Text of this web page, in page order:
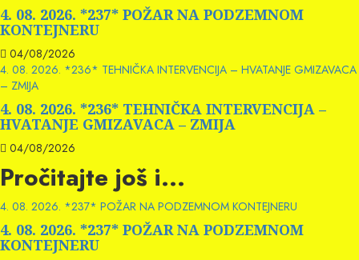
4. 08. 2026. *237* POŽAR NA PODZEMNOM
KONTEJNERU
04/08/2026
4. 08. 2026. *236* TEHNIČKA INTERVENCIJA – HVATANJE GMIZAVACA
– ZMIJA
4. 08. 2026. *236* TEHNIČKA INTERVENCIJA –
HVATANJE GMIZAVACA – ZMIJA
04/08/2026
Pročitajte još i...
4. 08. 2026. *237* POŽAR NA PODZEMNOM KONTEJNERU
4. 08. 2026. *237* POŽAR NA PODZEMNOM
KONTEJNERU